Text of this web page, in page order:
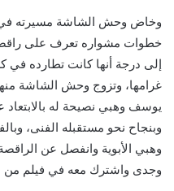
وخاض وحش الشاشة مسيرته
خطوات مشواره تعرف على
إلى درجة أنها كانت تطارده
غرامها، وتزوج وحش الشاشة
يوسف وهبي نصيحة له
وبنجاح نحو مستقبله الفنى،
وهبي الأبوية وانفصل عن
وجدى واشترك معه في فيلم من